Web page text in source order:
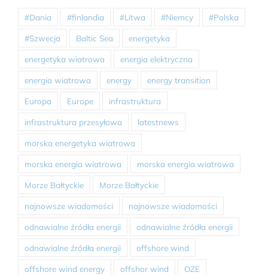
#Dania #finlandia #Litwa #Niemcy #Polska
#Szwecja Baltic Sea energetyka
energetyka wiatrowa energia elektryczna
energia wiatrowa energy energy transition
Europa Europe infrastruktura
infrastruktura przesyłowa latestnews
morska energetyka wiatrowa
morska energia wiatrowa morska energia wiatrowa
Morze Bałtyckie Morze Bałtyckie
najnowsze wiadomości najnowsze wiadomości
odnawialne źródła energii odnawialne źródła energii
odnawialne źródła energii offshore wind
offshore wind energy offshor wind OZE